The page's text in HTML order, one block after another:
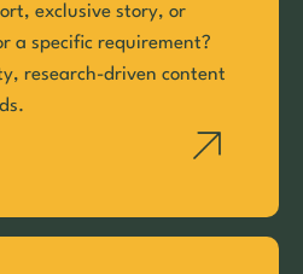
exclusive story, or
a specific requirement?
research-driven content